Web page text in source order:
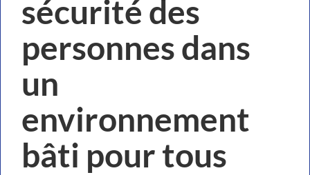
sécurité des
personnes dans
un
environnement
bâti pour tous